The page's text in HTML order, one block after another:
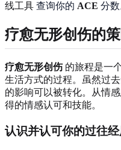
线工具 查询你的 ACE 分数
疗愈无形创伤的
疗愈无形创伤的旅程是一
生活方式的过程。虽然过
的影响可以被转化。从情
得的情感认可和技能。
认识并认可你的过往